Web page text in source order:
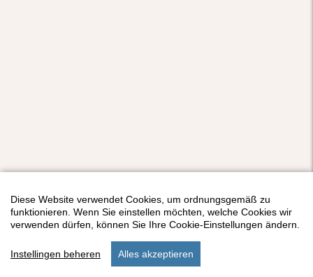
start suchen unterkunft einstellungen
Diese Website verwendet Cookies, um ordnungsgemäß zu
funktionieren. Wenn Sie einstellen möchten, welche Cookies wir
verwenden dürfen, können Sie Ihre Cookie-Einstellungen ändern.
Instellingen beheren Alles akzeptieren